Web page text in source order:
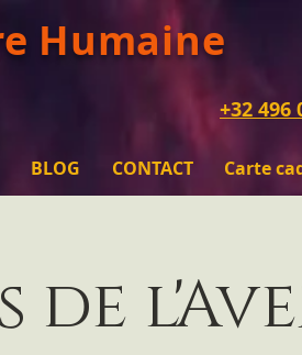
BLOG CONTACT Carte
+32 496
Humaine
de